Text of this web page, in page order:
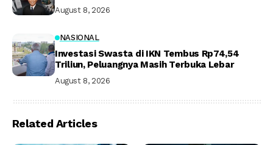
August 8, 2026
NASIONAL
Investasi Swasta di IKN Tembus Rp74,54
Triliun, Peluangnya Masih Terbuka Lebar
August 8, 2026
Related Articles